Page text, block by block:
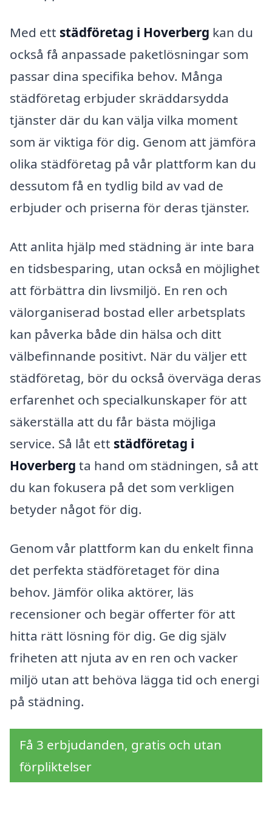
Med ett städföretag i Hoverberg kan du
också få anpassade paketlösningar som
passar dina specifika behov. Många
städföretag erbjuder skräddarsydda
tjänster där du kan välja vilka moment
som är viktiga för dig. Genom att jämföra
olika städföretag på vår plattform kan du
dessutom få en tydlig bild av vad de
erbjuder och priserna för deras tjänster.
Att anlita hjälp med städning är inte bara
en tidsbesparing, utan också en möjlighet
att förbättra din livsmiljö. En ren och
välorganiserad bostad eller arbetsplats
kan påverka både din hälsa och ditt
välbefinnande positivt. När du väljer ett
städföretag, bör du också överväga deras
erfarenhet och specialkunskaper för att
säkerställa att du får bästa möjliga
service. Så låt ett städföretag i
Hoverberg ta hand om städningen, så att
du kan fokusera på det som verkligen
betyder något för dig.
Genom vår plattform kan du enkelt finna
det perfekta städföretaget för dina
behov. Jämför olika aktörer, läs
recensioner och begär offerter för att
hitta rätt lösning för dig. Ge dig själv
friheten att njuta av en ren och vacker
miljö utan att behöva lägga tid och energi
på städning.
Få 3 erbjudanden, gratis och utan
förpliktelser